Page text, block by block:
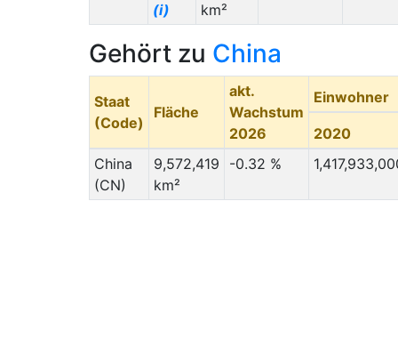
(i)
km²
Gehört zu China
Staat
(Code)
Fläche
akt.
Wachstum
2026
Einwohner
2020
China
(CN)
9,572,419
km²
-0.32 %